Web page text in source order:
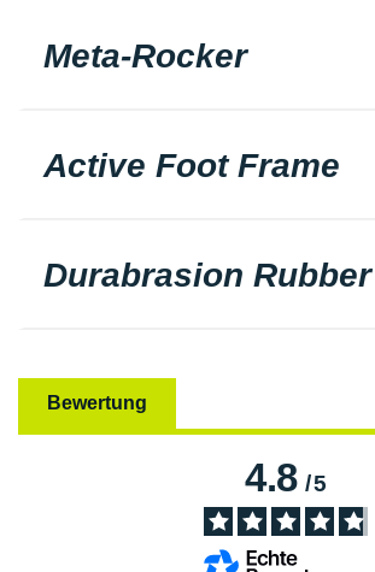
Meta-Rocker
Active Foot Frame
Durabrasion Rubber
Bewertung
4.8/5